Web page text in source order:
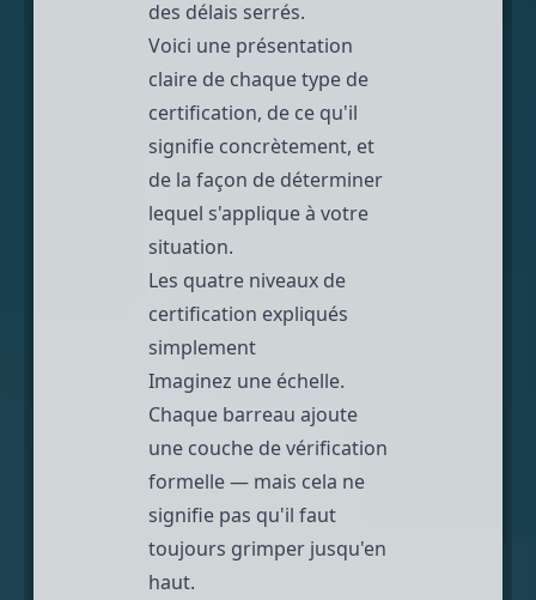
des délais serrés.
Voici une présentation
claire de chaque type de
certification, de ce qu'il
signifie concrètement, et
de la façon de déterminer
lequel s'applique à votre
situation.
Les quatre niveaux de
certification expliqués
simplement
Imaginez une échelle.
Chaque barreau ajoute
une couche de vérification
formelle — mais cela ne
signifie pas qu'il faut
toujours grimper jusqu'en
haut.